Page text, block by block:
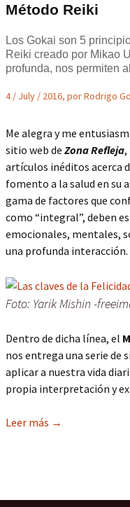
Método Reiki
Los Gokai son 5
Reiki creado por Mikao
profunda, nos permiten
4 / July / 2016, por Rodrigo
Me alegra y me
sitio web de Zona Refleja,
artículos inéditos acerca
fomento a la salud en su
gama de factores que
como “integral”, deben
emocionales, mentales,
una profunda interacción.
Foto: Yarik Mishin -
Dentro de dicha línea, el
nos entrega una serie de
aplicar a nuestra vida
propia interpretación y
Leer más →